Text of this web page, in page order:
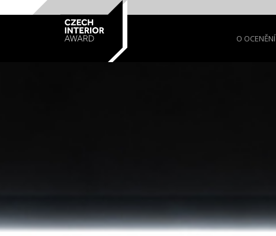
O OCENĚNÍ